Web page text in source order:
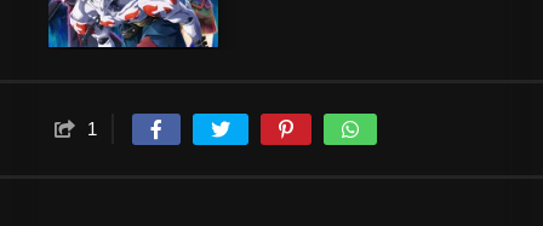
chamado Yuki Wakura conhece
1